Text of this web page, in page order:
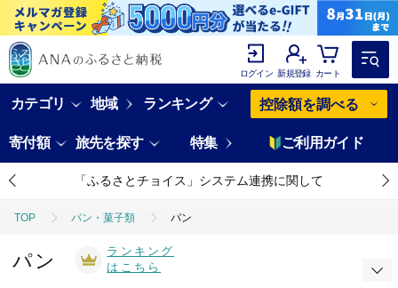
ログイン 新規登録 カート
カテゴリ 地域 ランキング 控除額を調べる
寄付額 旅先を探す 特集 ご利用ガイド
「ふるさとチョイス」システム連携に関して
TOP パン・菓子類 パン
パン
ランキング
はこちら